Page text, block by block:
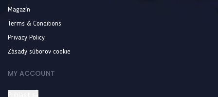
Magazín
Terms & Conditions
Privacy Policy
Zásady súborov cookie
MY ACCOUNT